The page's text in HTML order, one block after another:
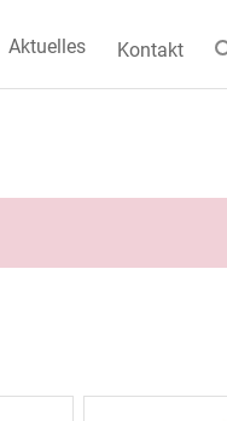
Aktuelles Kontakt